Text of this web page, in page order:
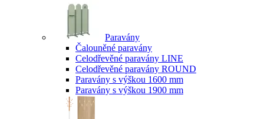
Paravány
Čalouněné paravány
Celodřevěné paravány LINE
Celodřevěné paravány ROUND
Paravány s výškou 1600 mm
Paravány s výškou 1900 mm